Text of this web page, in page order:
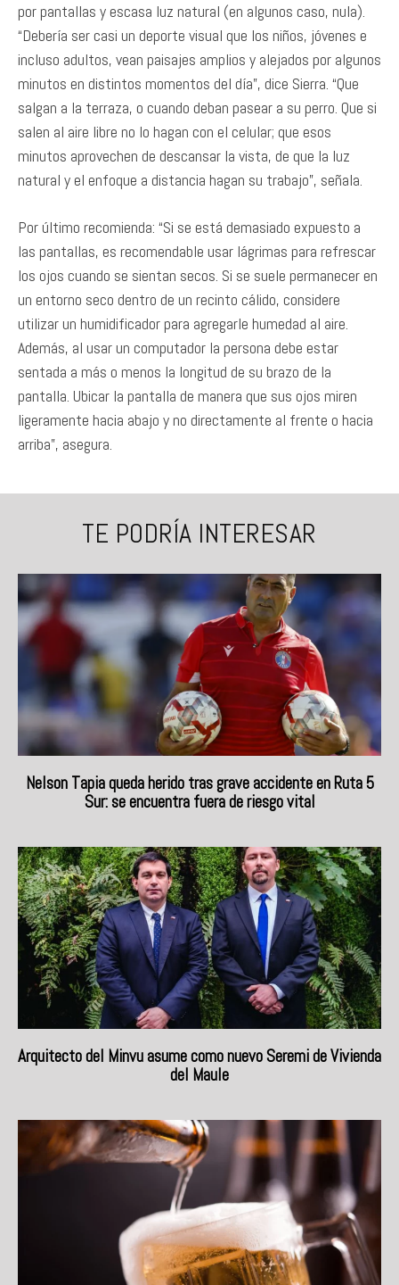
por pantallas y escasa luz natural (en algunos caso, nula).
“Debería ser casi un deporte visual que los niños, jóvenes e
incluso adultos, vean paisajes amplios y alejados por algunos
minutos en distintos momentos del día”, dice Sierra. “Que
salgan a la terraza, o cuando deban pasear a su perro. Que si
salen al aire libre no lo hagan con el celular; que esos
minutos aprovechen de descansar la vista, de que la luz
natural y el enfoque a distancia hagan su trabajo”, señala.
Por último recomienda: “Si se está demasiado expuesto a
las pantallas, es recomendable usar lágrimas para refrescar
los ojos cuando se sientan secos. Si se suele permanecer en
un entorno seco dentro de un recinto cálido, considere
utilizar un humidificador para agregarle humedad al aire.
Además, al usar un computador la persona debe estar
sentada a más o menos la longitud de su brazo de la
pantalla. Ubicar la pantalla de manera que sus ojos miren
ligeramente hacia abajo y no directamente al frente o hacia
arriba”, asegura.
TE PODRÍA INTERESAR
Nelson Tapia queda herido tras grave accidente en Ruta 5
Sur: se encuentra fuera de riesgo vital
Arquitecto del Minvu asume como nuevo Seremi de Vivienda
del Maule